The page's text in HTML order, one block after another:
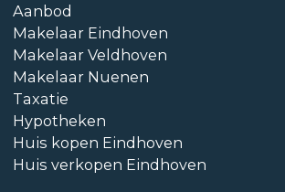
Aanbod
Makelaar Eindhoven
Makelaar Veldhoven
Makelaar Nuenen
Taxatie
Hypotheken
Huis kopen Eindhoven
Huis verkopen Eindhoven